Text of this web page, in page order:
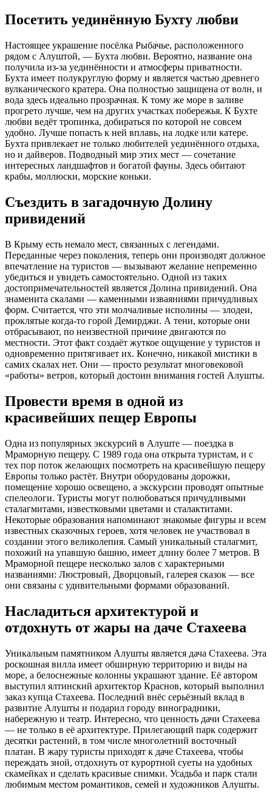
Посетить уединённую Бухту любви
Настоящее украшение посёлка Рыбачье, расположенного
рядом с Алуштой, — Бухта любви. Вероятно, название она
получила из-за уединённости и атмосферы приватности.
Бухта имеет полукруглую форму и является частью древнего
вулканического кратера. Она полностью защищена от волн, и
вода здесь идеально прозрачная. К тому же море в заливе
прогрето лучше, чем на других участках побережья. К Бухте
любви ведёт тропинка, добираться по которой не совсем
удобно. Лучше попасть к ней вплавь, на лодке или катере.
Бухта привлекает не только любителей уединённого отдыха,
но и дайверов. Подводный мир этих мест — сочетание
интересных ландшафтов и богатой фауны. Здесь обитают
крабы, моллюски, морские коньки.
Съездить в загадочную Долину
привидений
В Крыму есть немало мест, связанных с легендами.
Переданные через поколения, теперь они производят должное
впечатление на туристов — вызывают желание непременно
убедиться и увидеть самостоятельно. Одной из таких
достопримечательностей является Долина привидений. Она
знаменита скалами — каменными изваяниями причудливых
форм. Считается, что эти молчаливые исполины — злодеи,
проклятые когда-то горой Демирджи. А тени, которые они
отбрасывают, по неизвестной причине двигаются по
местности. Этот факт создаёт жуткое ощущение у туристов и
одновременно притягивает их. Конечно, никакой мистики в
самих скалах нет. Они — просто результат многовековой
«работы» ветров, который достоин внимания гостей Алушты.
Провести время в одной из
красивейших пещер Европы
Одна из популярных экскурсий в Алуште — поездка в
Мраморную пещеру. С 1989 года она открыта туристам, и с
тех пор поток желающих посмотреть на красивейшую пещеру
Европы только растёт. Внутри оборудованы дорожки,
помещение хорошо освещено, а экскурсии проводят опытные
спелеологи. Туристы могут полюбоваться причудливыми
сталагмитами, известковыми цветами и сталактитами.
Некоторые образования напоминают знакомые фигуры и всем
известных сказочных героев, хотя человек не участвовал в
создании этого великолепия. Самый уникальный сталагмит,
похожий на упавшую башню, имеет длину более 7 метров. В
Мраморной пещере несколько залов с характерными
названиями: Люстровый, Дворцовый, галерея сказок — все
они связаны с удивительными формами образований.
Насладиться архитектурой и
отдохнуть от жары на даче Стахеева
Уникальным памятником Алушты является дача Стахеева. Эта
роскошная вилла имеет обширную территорию и виды на
море, а белоснежные колонны украшают здание. Её автором
выступил ялтинский архитектор Краснов, который выполнил
заказ купца Стахеева. Последний внёс серьёзный вклад в
развитие Алушты и подарил городу виноградники,
набережную и театр. Интересно, что ценность дачи Стахеева
— не только в её архитектуре. Прилегающий парк содержит
десятки растений, в том числе многолетний восточный
платан. В жару туристы приходят к даче Стахеева, чтобы
переждать зной, отдохнуть от курортной суеты на удобных
скамейках и сделать красивые снимки. Усадьба и парк стали
любимым местом романтиков, семей и художников Алушты.